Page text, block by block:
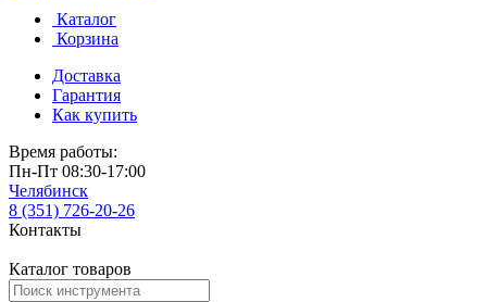
Каталог
Корзина
Доставка
Гарантия
Как купить
Время работы:
Пн-Пт 08:30-17:00
Челябинск
8 (351) 726-20-26
Контакты
Каталог товаров